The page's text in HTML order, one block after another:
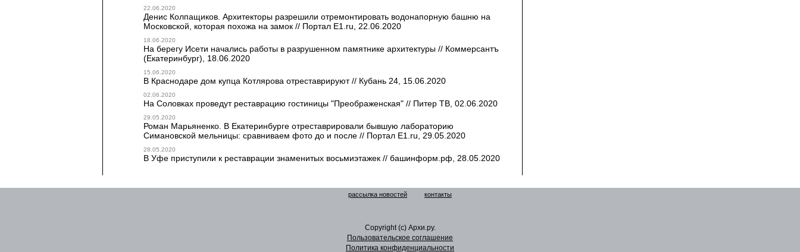
22.06.2020
Денис Колпащиков. Архитекторы разрешили отремонтировать водонапорную башню на
Московской, которая похожа на замок // Портал E1.ru, 22.06.2020
18.06.2020
На берегу Исети начались работы в разрушенном памятнике архитектуры // Коммерсантъ
(Екатеринбург), 18.06.2020
15.06.2020
В Краснодаре дом купца Котлярова отреставрируют // Кубань 24, 15.06.2020
02.06.2020
На Соловках проведут реставрацию гостиницы "Преображенская" // Питер ТВ, 02.06.2020
29.05.2020
Роман Марьяненко. В Екатеринбурге отреставрировали бывшую лабораторию
Симановской мельницы: сравниваем фото до и после // Портал E1.ru, 29.05.2020
28.05.2020
В Уфе приступили к реставрации знаменитых восьмиэтажек // башинформ.рф, 28.05.2020
рассылка новостей контакты
Copyright (c) Архи.ру.
Пользовательское соглашение
Политика конфиденциальности